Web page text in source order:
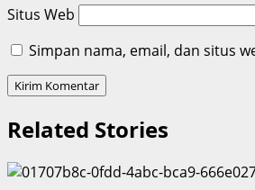
Situs Web
Simpan nama, email, dan situs
Related Stories